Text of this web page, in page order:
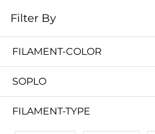
No Results
Not Found Filters1
Not Found Filters2
Filter By
FILAMENT-COLOR
SOPLO
FILAMENT-TYPE